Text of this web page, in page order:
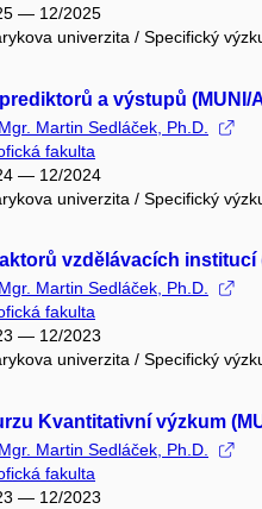
— 12/2025
univerzita / Specifický
a výstupů (MUNI/
Martin Sedláček, Ph.D.
fakulta
— 12/2024
univerzita / Specifický
vzdělávacích institucí
Martin Sedláček, Ph.D.
fakulta
— 12/2023
univerzita / Specifický
Kvantitativní výzkum
Martin Sedláček, Ph.D.
fakulta
— 12/2023